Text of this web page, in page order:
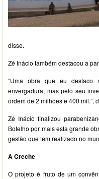
disse.
Zé Inácio também destacou a
“Uma obra que eu destaco
envergadura, mas pelo seu
ordem de 2 milhões e 400 mil.”,
Zé Inácio finalizou
Botelho por mais esta grande
gestão que tem realizado no
A Creche
O projeto é fruto de um